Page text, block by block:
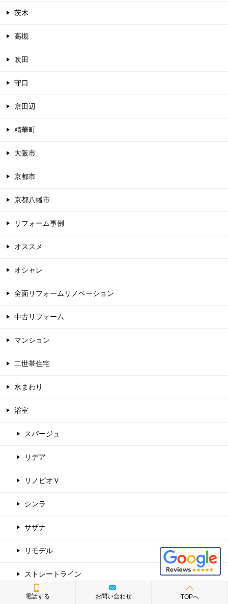
茨木
高槻
吹田
守口
京田辺
精華町
大阪市
京都市
京都八幡市
リフォーム事例
オススメ
オシャレ
全面リフォームリノベーション
中古リフォーム
マンション
二世帯住宅
水まわり
浴室
スパージュ
リデア
リノビオＶ
シンラ
サザナ
リモデル
ストレートライン
スーパーワイド浴槽
電話する お問い合わせ TOPへ